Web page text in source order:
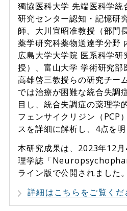
獨協医科大学 先端医科学統
研究センター認知・記憶研
師、大川宜昭准教授（部門
薬学研究科薬物送達学分野
広島大学大学院 医系科学研
授）、富山大学 学術研究部
高雄啓三教授らの研究チー
では治療が困難な統合失調
目し、統合失調症の薬理学
フェンサイクリジン（PCP
スを詳細に解析し、4点を明
本研究成果は、2023年12
理学誌「
ライン版で公開されました。
詳細はこちらをご覧くだ